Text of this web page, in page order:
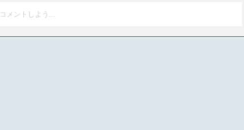
コメントしよう...